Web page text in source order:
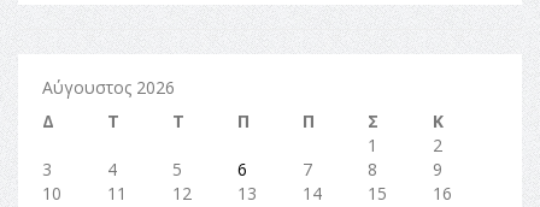
Αύγουστος 2026
Δ
Τ Τ Π Π Σ
Κ
1
2
3
4 5 6 7 8
9
10
11 12 13 14 15
16